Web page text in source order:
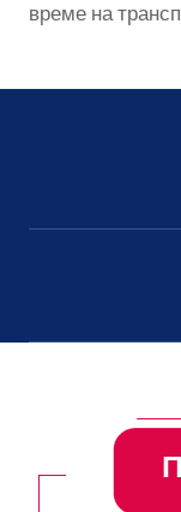
време на